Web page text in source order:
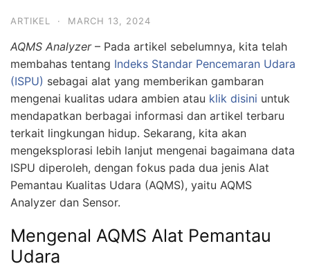
ARTIKEL · MARCH 13, 2024
AQMS Analyzer– Pada artikel sebelumnya, kita telah
membahas tentang Indeks Standar Pencemaran Udara
(ISPU) sebagai alat yang memberikan gambaran
mengenai kualitas udara ambien atau klik disini untuk
mendapatkan berbagai informasi dan artikel terbaru
terkait lingkungan hidup. Sekarang, kita akan
mengeksplorasi lebih lanjut mengenai bagaimana data
ISPU diperoleh, dengan fokus pada dua jenis Alat
Pemantau Kualitas Udara (AQMS), yaitu AQMS
Analyzer dan Sensor.
Mengenal AQMS Alat Pemantau
Udara